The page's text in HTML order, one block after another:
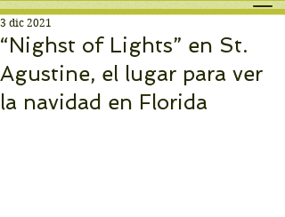
“Nighst of Lights” en St.
Agustine, el lugar para ver
la navidad en Florida
3 dic 2021